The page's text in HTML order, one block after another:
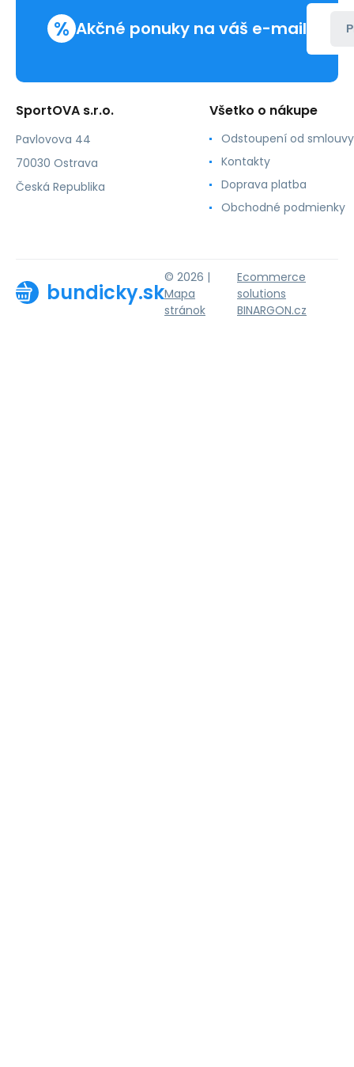
% Akčné ponuky na váš e-mail
SportOVA s.r.o.
Pavlovova 44
70030 Ostrava
Česká Republika
Všetko o nákupe
Odstoupení od smlouvy
Kontakty
Doprava platba
Obchodné podmienky
bundicky.sk
© 2026 |
Mapa
stránok
Ecommerce
solutions
BINARGON.cz